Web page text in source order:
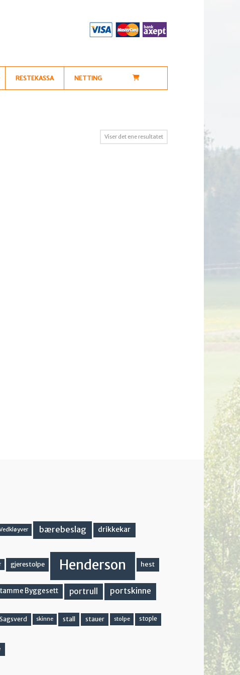
RESTEKASSA NETTING
Viser det ene resultatet
bærebeslag drikkekar
gjerestolpe Henderson hest
Byggesett portrull portskinne
Sagsverd skinne stall stauer stolpe stople